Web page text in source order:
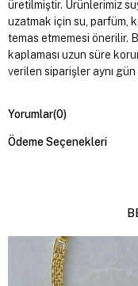
üretilmiştir. Ürünlerimiz
uzatmak için su, parfüm,
temas etmemesi önerilir.
kaplaması uzun süre
verilen siparişler aynı
Yorumlar(0)
Ödeme Seçenekleri